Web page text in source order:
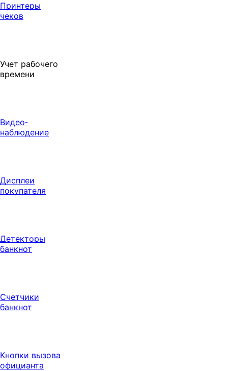
Принтеры
чеков
Учет рабочего
времени
Видео‑
наблюдение
Дисплеи
покупателя
Детекторы
банкнот
Счетчики
банкнот
Кнопки вызова
официанта